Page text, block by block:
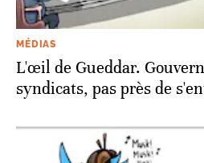
MÉDIAS
L'œil de Gueddar.
syndicats, pas près de